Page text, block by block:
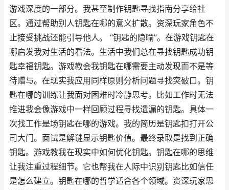
游戏深度的一部分。我甚至制作钥匙寻找指南分享给社
区。通过帮助别人钥匙在哪的意义扩散。资深玩家角色不
止接受挑战还能引导他人。 “钥匙的隐喻”。在游戏钥匙在
哪启发我对生活的看法。生活中我们总在寻找钥匙成功钥
匙幸福钥匙。游戏教会我钥匙在哪需要主动发现而不是等
待赠与。在现实我应用同样原则分析问题寻找突破口。钥
匙在哪的训练让我面对困难时冷静思考。比如工作时无法
推进我会像游戏中一样回顾过程寻找遗漏的钥匙。具体一
次找工作是场钥匙在哪的游戏。我的简历是钥匙扣打开公
司大门。面试是解谜显示钥匙价值。最终录取是找到正确
钥匙。游戏教我在现实中如何优化钥匙。钥匙在哪的思维
让我注重过程细节。它也帮我在人际中识别钥匙比如信任
是怎么建立。钥匙在哪的哲学适合各个领域。资深玩家思